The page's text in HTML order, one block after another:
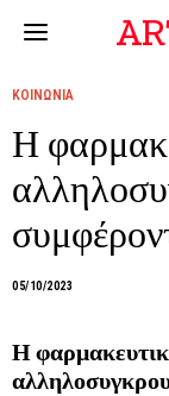
ΚΟΙΝΩΝΙΑ
Η
05/10/2023
Η